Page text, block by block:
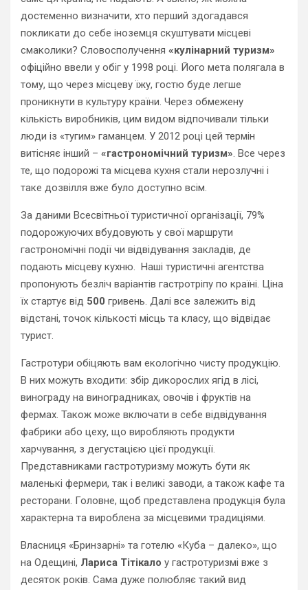
достеменно визначити, хто перший здогадався
покликати до себе іноземця скуштувати місцеві
смаколики? Словосполучення «кулінарний туризм»
офіційно ввели у обіг у 1998 році. Його мета полягала в
тому, що через місцеву їжу, гостю буде легше
проникнути в культуру країни. Через обмежену
кількість виробників, цим видом відпочивали тільки
люди із «тугим» гаманцем. У 2012 році цей термін
витісняє інший – «гастрономічний туризм». Все через
те, що подорожі та місцева кухня стали нерозлучні і
таке дозвілля вже було доступно всім.
За даними Всесвітньої туристичної організації, 79%
подорожуючих вбудовують у свої маршрути
гастрономічні події чи відвідування закладів, де
подають місцеву кухню. Наші туристичні агентства
пропонують безліч варіантів гастротріпу по країні. Ціна
їх стартує від 500 гривень. Далі все залежить від
відстані, точок кількості місць та класу, що відвідає
турист.
Гастротури обіцяють вам екологічно чисту продукцію.
В них можуть входити: збір дикорослих ягід в лісі,
винограду на виноградниках, овочів і фруктів на
фермах. Також може включати в себе відвідування
фабрики або цеху, що виробляють продукти
харчування, з дегустацією цієї продукції.
Представниками гастротуризму можуть бути як
маленькі фермери, так і великі заводи, а також кафе та
ресторани. Головне, щоб представлена продукція була
характерна та вироблена за місцевими традиціями.
Власниця «Бринзарні» та готелю «Куба – далеко», що
на Одещині, Лариса Тітікало у гастротуризмі вже з
десяток років. Сама дуже полюбляє такий вид